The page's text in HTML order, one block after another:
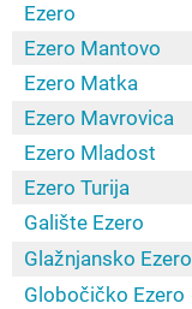
Ezero
Ezero Mantovo
Ezero Matka
Ezero Mavrovica
Ezero Mladost
Ezero Turija
Galište Ezero
Glažnjansko Ezero
Globočičko Ezero